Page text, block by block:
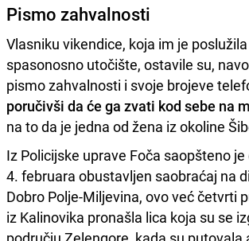
Pismo zahvalnosti
Vlasniku vikendice, koja im je
spasonosno utočište, ostavile su,
pismo zahvalnosti i svoje brojeve
poručivši da će ga zvati kod sebe na
na to da je jedna od žena iz okoline
Iz Policijske uprave Foča saopšteno
4. februara obustavljen saobraćaj na
Dobro Polje-Miljevina, ovo već četvrti
iz Kalinovika pronašla lica koja su se